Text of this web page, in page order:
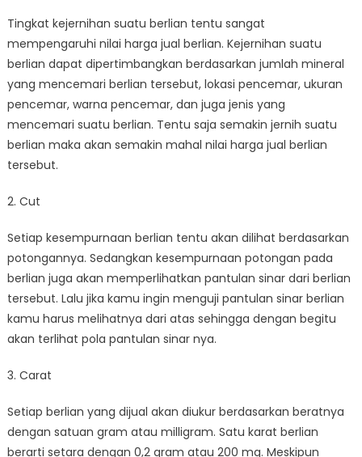
Tingkat kejernihan suatu berlian tentu sangat
mempengaruhi nilai harga jual berlian. Kejernihan suatu
berlian dapat dipertimbangkan berdasarkan jumlah mineral
yang mencemari berlian tersebut, lokasi pencemar, ukuran
pencemar, warna pencemar, dan juga jenis yang
mencemari suatu berlian. Tentu saja semakin jernih suatu
berlian maka akan semakin mahal nilai harga jual berlian
tersebut.
2. Cut
Setiap kesempurnaan berlian tentu akan dilihat berdasarkan
potongannya. Sedangkan kesempurnaan potongan pada
berlian juga akan memperlihatkan pantulan sinar dari berlian
tersebut. Lalu jika kamu ingin menguji pantulan sinar berlian
kamu harus melihatnya dari atas sehingga dengan begitu
akan terlihat pola pantulan sinar nya.
3. Carat
Setiap berlian yang dijual akan diukur berdasarkan beratnya
dengan satuan gram atau milligram. Satu karat berlian
berarti setara dengan 0,2 gram atau 200 mg. Meskipun